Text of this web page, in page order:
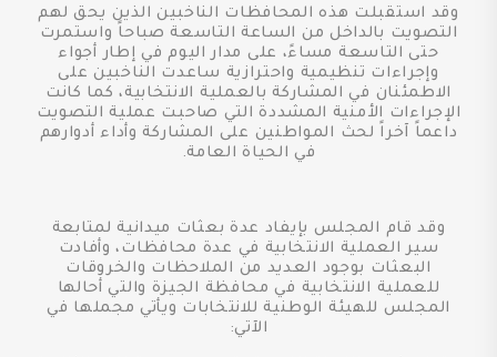
وقد استقبلت هذه المحافظات الناخبين الذين يحق لهم
التصويت بالداخل من الساعة التاسعة صباحاً واستمرت
حتى التاسعة مساءً، على مدار اليوم في إطار أجواء
وإجراءات تنظيمية واحترازية ساعدت الناخبين على
الاطمئنان في المشاركة بالعملية الانتخابية، كما كانت
الإجراءات الأمنية المشددة التي صاحبت عملية التصويت
داعماً آخراً لحث المواطنين على المشاركة وأداء أدوارهم
في الحياة العامة.
وقد قام المجلس بإيفاد عدة بعثات ميدانية لمتابعة
سير العملية الانتخابية في عدة محافظات، وأفادت
البعثات بوجود العديد من الملاحظات والخروقات
للعملية الانتخابية في محافظة الجيزة والتي أحالها
المجلس للهيئة الوطنية للانتخابات ويأتي مجملها في
الآتي: